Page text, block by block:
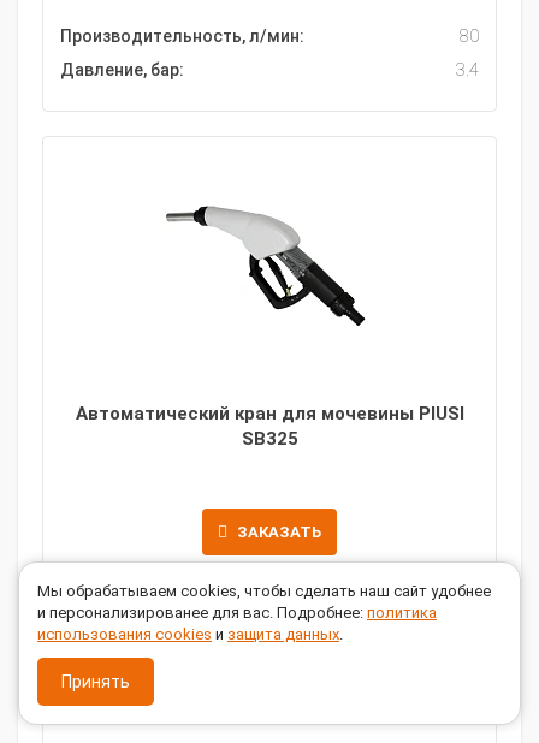
Производительность, л/мин:
80
Давление, бар:
3.4
Автоматический кран для мочевины PIUSI
SB325
ЗАКАЗАТЬ
Производительность, л/мин: 35
Мы обрабатываем cookies, чтобы сделать наш сайт удобнее
и персонализированее для вас. Подробнее: политика
использования cookies и защита данных.
Принять